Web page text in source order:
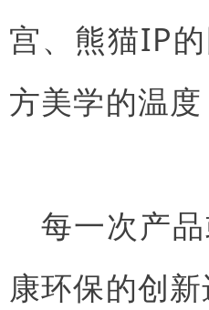
宫、熊猫IP
方美学的温
每一次产
康环保的创新